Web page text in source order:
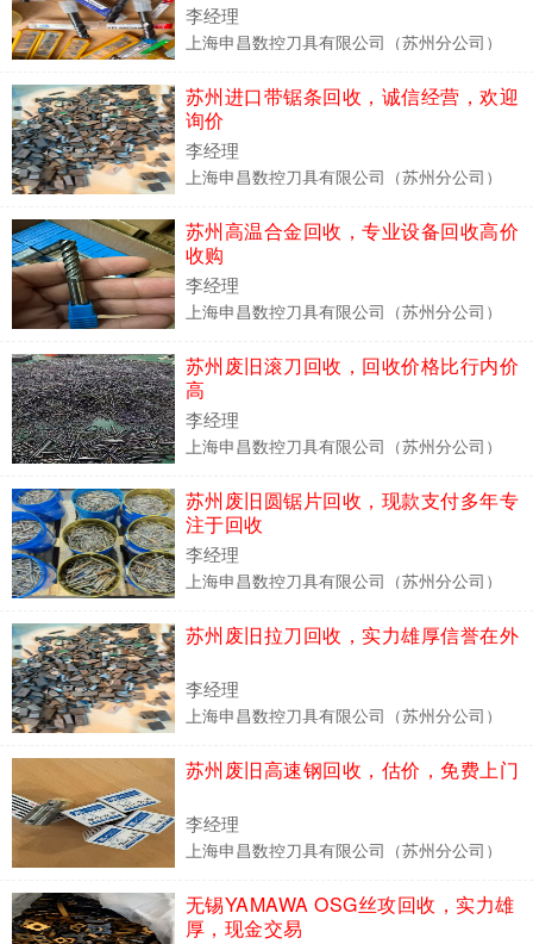
李经理
上海申昌数控刀具有限公司（苏州分公司）
苏州进口带锯条回收，诚信经营，欢迎
询价
李经理
上海申昌数控刀具有限公司（苏州分公司）
苏州高温合金回收，专业设备回收高价
收购
李经理
上海申昌数控刀具有限公司（苏州分公司）
苏州废旧滚刀回收，回收价格比行内价
高
李经理
上海申昌数控刀具有限公司（苏州分公司）
苏州废旧圆锯片回收，现款支付多年专
注于回收
李经理
上海申昌数控刀具有限公司（苏州分公司）
苏州废旧拉刀回收，实力雄厚信誉在外
李经理
上海申昌数控刀具有限公司（苏州分公司）
苏州废旧高速钢回收，估价，免费上门
李经理
上海申昌数控刀具有限公司（苏州分公司）
无锡YAMAWA OSG丝攻回收，实力雄
厚，现金交易